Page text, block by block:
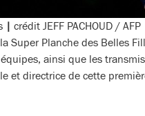
| crédit JEFF PACHOUD / AFP
Super Planche des Belles
ainsi que les
et directrice de cette